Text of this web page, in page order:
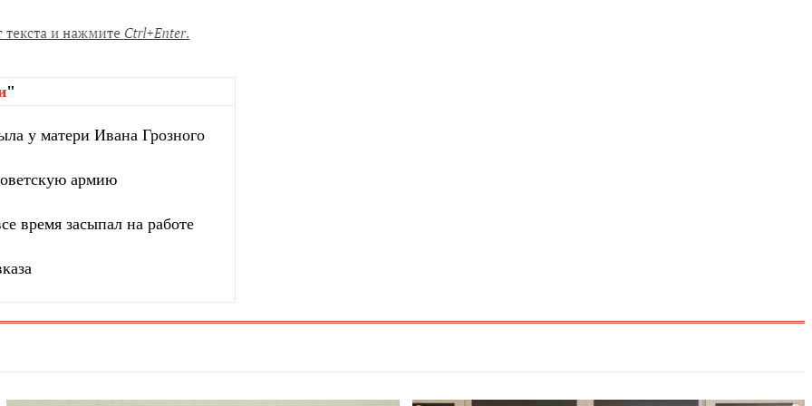
"
у матери Ивана Грозного
армию
время засыпал на работе